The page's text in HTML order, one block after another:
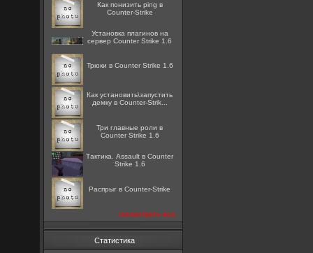
Как понизить ping в
Counter-Strike
Установка плагинов на
сервер Counter Strike 1.6
Трюки в Counter Strike 1.6
Как установить\запустить
демку в Counter-Strik...
Три главные роли в
Counter Strike 1.6
Тактика. Assault в Counter
Strike 1.6
Распрыг в Counter-Strike
посмотреть все
Статистика